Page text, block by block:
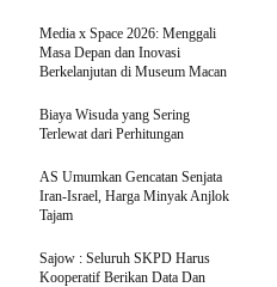
Media x Space 2026: Menggali
Masa Depan dan Inovasi
Berkelanjutan di Museum Macan
Biaya Wisuda yang Sering
Terlewat dari Perhitungan
AS Umumkan Gencatan Senjata
Iran-Israel, Harga Minyak Anjlok
Tajam
Sajow : Seluruh SKPD Harus
Kooperatif Berikan Data Dan